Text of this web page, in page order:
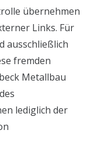
übernehmen
Links. Für
ausschließlich
fremden
Metallbau
lediglich der